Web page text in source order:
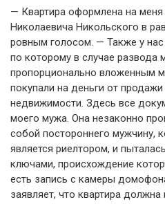
— Квартира оформлена на
Николаевича Никольского в
ровным голосом. — Также у
по которому в случае развода
пропорционально вложенным
покупали на деньги от
недвижимости. Здесь все
моего мужа. Она незаконно
собой постороннего мужчину,
является риелтором, и
ключами, происхождение
есть запись с камеры
заявляет, что квартира